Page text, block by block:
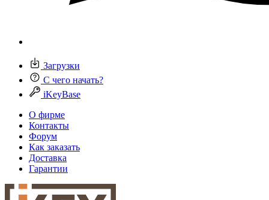
Загрузки
С чего начать?
iKeyBase
О фирме
Контакты
Форум
Как заказать
Доставка
Гарантии